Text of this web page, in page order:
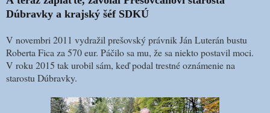
Dúbravky a krajský šéf SDKÚ
V novembri 2011 vydražil prešovský právnik Ján Luterán bustu
Roberta Fica za 570 eur. Páčilo sa mu, že sa niekto postavil moci.
V roku 2015 tak urobil sám, keď podal trestné oznámenie na
starostu Dúbravky.